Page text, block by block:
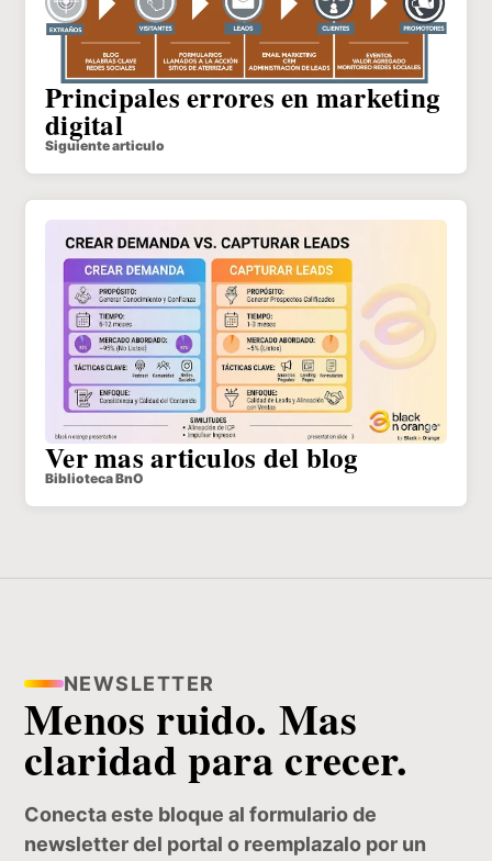
Principales errores en marketing
digital
Siguiente articulo
Ver mas articulos del blog
Biblioteca BnO
NEWSLETTER
Menos ruido. Mas
claridad para crecer.
Conecta este bloque al formulario de
newsletter del portal o reemplazalo por un